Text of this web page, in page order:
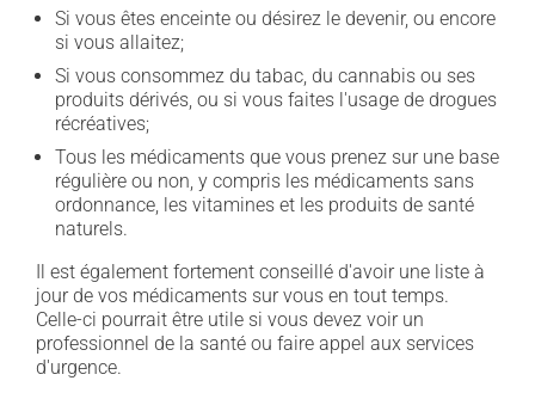
Si vous êtes enceinte ou désirez le devenir, ou encore
si vous allaitez;
Si vous consommez du tabac, du cannabis ou ses
produits dérivés, ou si vous faites l'usage de drogues
récréatives;
Tous les médicaments que vous prenez sur une base
régulière ou non, y compris les médicaments sans
ordonnance, les vitamines et les produits de santé
naturels.
Il est également fortement conseillé d'avoir une liste à
jour de vos médicaments sur vous en tout temps.
Celle-ci pourrait être utile si vous devez voir un
professionnel de la santé ou faire appel aux services
d'urgence.